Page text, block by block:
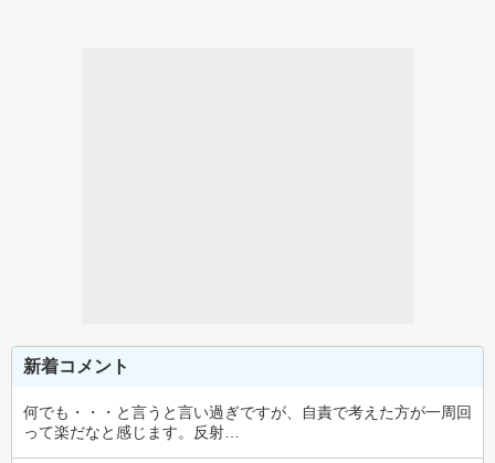
新着コメント
何でも・・・と言うと言い過ぎですが、自責で考えた方が一周回
って楽だなと感じます。反射…